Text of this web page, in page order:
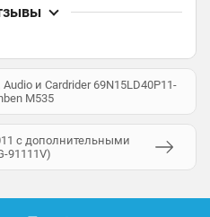
и Cardrider 69N15LD40P11-
M535
с дополнительными
91111V)